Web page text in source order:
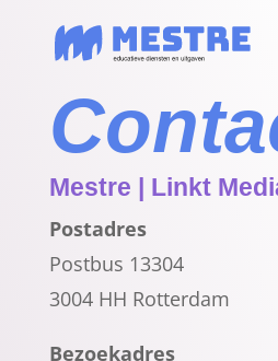
Mestre | Linkt
Postadres
Postbus 13304
3004 HH Rotterdam
Bezoekadres